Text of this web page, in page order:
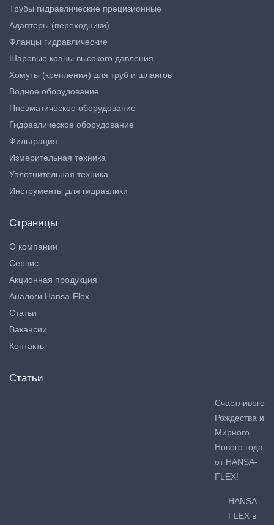
Трубы гидравлические прецизионные
Адаптеры (переходники)
Фланцы гидравлические
Шаровые краны высокого давления
Хомуты (крепления) для труб и шлангов
Водное оборудование
Пневматическое оборудование
Гидравлическое оборудование
Фильтрация
Измерительная техника
Уплотнительная техника
Инструменты для гидравлики
Страницы
О компании
Сервис
Акционная продукция
Аналоги Hansa-Flex
Статьи
Вакансии
Контакты
Статьи
Счастливого
Рождества и
Мирного
Нового года
от HANSA-
FLEX!
HANSA-
FLEX в